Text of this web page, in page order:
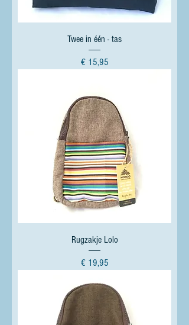
Twee in één - tas
Prijs
€ 15,95
Rugzakje Lolo
Prijs
€ 19,95